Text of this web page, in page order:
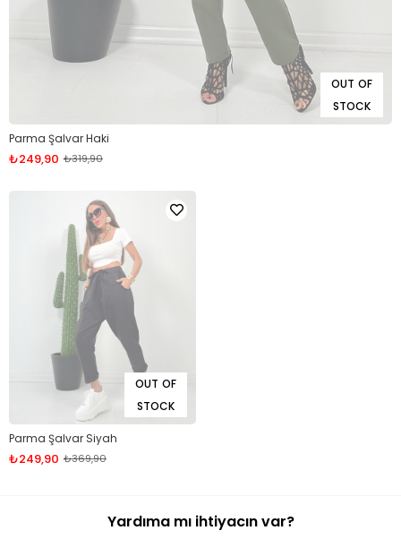
OUT OF
STOCK
Parma Şalvar Haki
₺249,90 ₺319,90
OUT OF
STOCK
Parma Şalvar Siyah
₺249,90 ₺369,90
Yardıma mı ihtiyacın var?